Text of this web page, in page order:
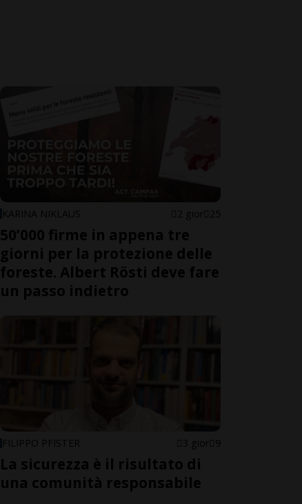
KARINA NIKLAUS 2 gior 25
50’000 firme in appena tre
giorni per la protezione delle
foreste. Albert Rösti deve fare
un passo indietro
FILIPPO PFISTER 3 gior 9
La sicurezza è il risultato di
una comunità responsabile